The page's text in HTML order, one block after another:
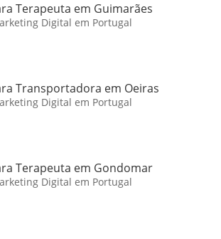
Terapeuta em Guimarães
Digital em Portugal
Transportadora em Oeiras
Digital em Portugal
Terapeuta em Gondomar
Digital em Portugal